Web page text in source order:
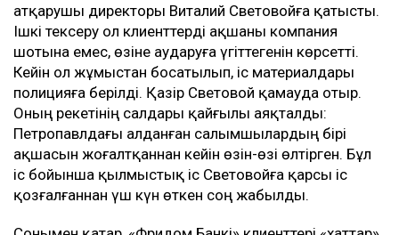
атқарушы директоры Виталий Световойға қатысты.
Ішкі тексеру ол клиенттерді ақшаны компания
шотына емес, өзіне аударуға үгіттегенін көрсетті.
Кейін ол жұмыстан босатылып, іс материалдары
полицияға берілді. Қазір Световой қамауда отыр.
Оның әрекетінің салдары қайғылы аяқталды:
Петропавлдағы алданған салымшылардың бірі
ақшасын жоғалтқаннан кейін өзін-өзі өлтірген. Бұл
іс бойынша қылмыстық іс Световойға қарсы іс
қозғалғаннан үш күн өткен соң жабылды.